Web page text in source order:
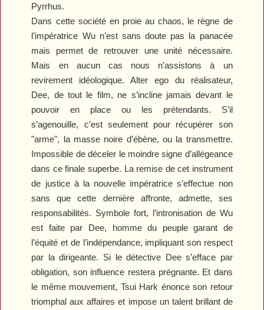
Pyrrhus.
Dans cette société en proie au chaos, le règne de
l’impératrice Wu n’est sans doute pas la panacée
mais permet de retrouver une unité nécessaire.
Mais en aucun cas nous n’assistons à un
revirement idéologique. Alter ego du réalisateur,
Dee, de tout le film, ne s’incline jamais devant le
pouvoir en place ou les prétendants. S’il
s’agenouille, c’est seulement pour récupérer son
"arme", la masse noire d’ébène, ou la transmettre.
Impossible de déceler le moindre signe d’allégeance
dans ce finale superbe. La remise de cet instrument
de justice à la nouvelle impératrice s’effectue non
sans que cette dernière affronte, admette, ses
responsabilités. Symbole fort, l’intronisation de Wu
est faite par Dee, homme du peuple garant de
l’équité et de l’indépendance, impliquant son respect
par la dirigeante. Si le détective Dee s’efface par
obligation, son influence restera prégnante. Et dans
le même mouvement, Tsui Hark énonce son retour
triomphal aux affaires et impose un talent brillant de